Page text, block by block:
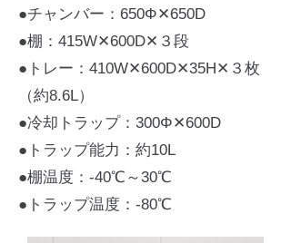
●チャンバー：650Φ✕650D
●棚：415W✕600D✕３段
●トレー：410W✕600D✕35H✕３枚
（約8.6L）
●冷却トラップ：300Φ✕600D
●トラップ能力：約10L
●棚温度：-40℃～30℃
●トラップ温度：-80℃